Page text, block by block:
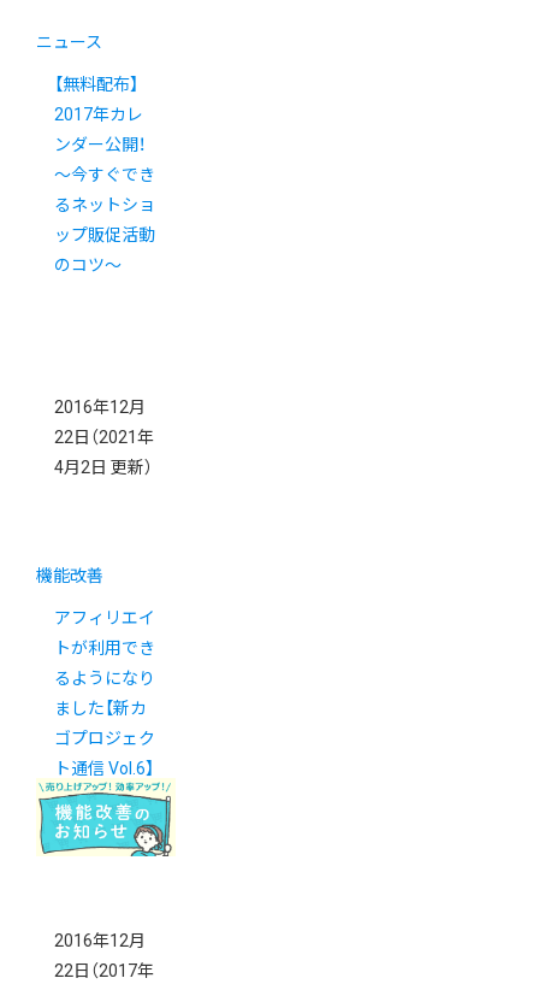
ニュース
【無料配布】
2017年カレ
ンダー公開！
～今すぐでき
るネットショ
ップ販促活動
のコツ～
2016年12月
22日 （2021年
4月2日 更新）
機能改善
アフィリエイ
トが利用でき
るようになり
ました【新カ
ゴプロジェク
ト通信 Vol.6】
2016年12月
22日 （2017年